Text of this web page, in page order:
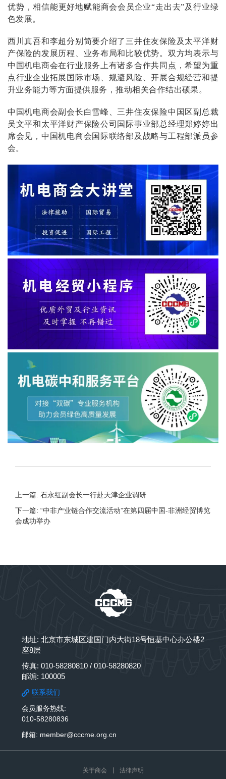
优势，相信能更好地赋能商会会员企业“走出去”及行业绿
色发展。
西川真吾和李超分别简要介绍了三井住友保险及太平洋财
产保险的发展历程、业务布局和比较优势。双方均表示与
中国机电商会在行业服务上有诸多合作共同点，希望为重
点行业企业拓展国际市场、规避风险、开展合规经营和提
升业务能力等方面提供服务，推动相关合作结出硕果。
中国机电商会副会长白雪峰、三井住友保险中国区副总裁
吴文平和太平洋财产保险公司国际事业部总经理郑婷婷出
席会见，中国机电商会国际联络部及战略与工程部派员参
会。
上一篇: 石永红副会长一行赴天津企业调研
下一篇: “中非产业链合作交流活动”在第四届中国-非洲经贸博览
会成功举办
地址: 北京市东城区建国门内大街18号恒基中心办公楼2
座8层
传真: 010-58280810 / 010-58280820
邮编: 100005
联系我们
会员服务热线:
010-58280836
邮箱: member@cccme.org.cn
关于商会 法律声明